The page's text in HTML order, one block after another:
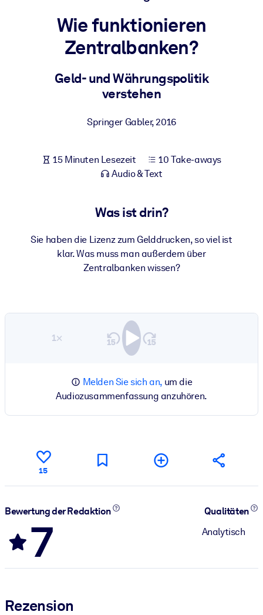
Bauen Sie eine gesunde und resiliente Belegschaft auf.
Für LMS/LXP
Integrieren Sie kompaktes, verifiziertes Wissen in Ihr LMS/LXP für
Bereichern Sie Ihre Unternehmensbibliothek mit
vertrauenswürdigem, praxisnahem Business-Wissen.
Nutzen Sie verlässliches, strukturiertes Wissen, um die Ergebnisse
Wie funktionieren
Zentralbanken?
Geld- und Währungspolitik
verstehen
Springer Gabler,2016
15 Minuten Lesezeit
10 Take-aways
Audio & Text
Was ist drin?
Sie haben die Lizenz zum Gelddrucken, so viel ist
klar. Was muss man außerdem über
Zentralbanken wissen?
1×
Melden Sie sich an,um die
Audiozusammenfassung anzuhören.
15
Bewertung der Redaktion
7
Qualitäten
Analytisch
Rezension